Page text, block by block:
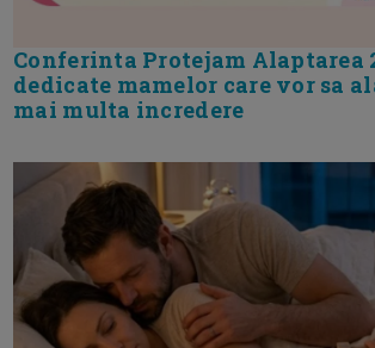
Conferinta Protejam Alaptarea
dedicate mamelor care vor sa
mai multa incredere